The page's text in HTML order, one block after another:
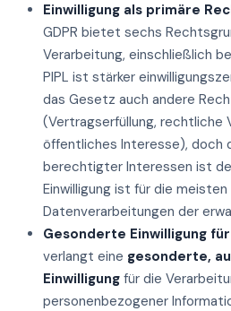
Einwilligung als primäre
GDPR bietet sechs
Verarbeitung, einschließlich
PIPL ist stärker
das Gesetz auch andere
(Vertragserfüllung, rechtliche
öffentliches Interesse), doch
berechtigter Interessen ist
Einwilligung ist für die meisten
Datenverarbeitungen der
Gesonderte Einwilligung
verlangt eine gesonderte,
Einwilligung für die
personenbezogener